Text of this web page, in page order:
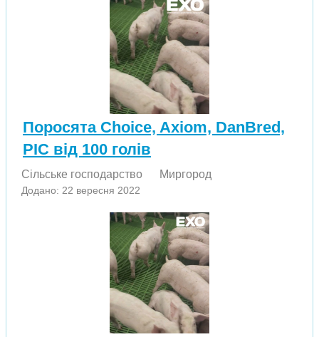
Поросята Choice, Axiom, DanBred,
PIC від 100 голів
Сільське господарство Миргород
Додано: 22 вересня 2022